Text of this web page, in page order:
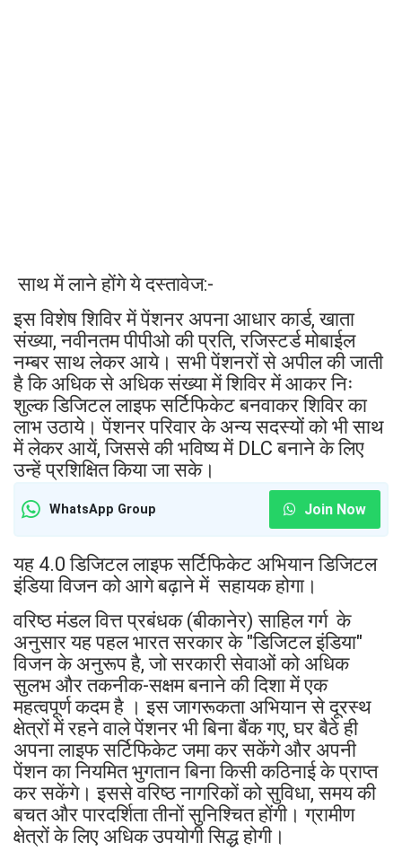
साथ में लाने होंगे ये दस्तावेज:-
इस विशेष शिविर में पेंशनर अपना आधार कार्ड, खाता
संख्या, नवीनतम पीपीओ की प्रति, रजिस्टर्ड मोबाईल
नम्बर साथ लेकर आये। सभी पेंशनरों से अपील की जाती
है कि अधिक से अधिक संख्या में शिविर में आकर निः
शुल्क डिजिटल लाइफ सर्टिफिकेट बनवाकर शिविर का
लाभ उठाये। पेंशनर परिवार के अन्य सदस्यों को भी साथ
में लेकर आयें, जिससे की भविष्य में DLC बनाने के लिए
उन्हें प्रशिक्षित किया जा सके।
WhatsApp Group Join Now
यह 4.0 डिजिटल लाइफ सर्टिफिकेट अभियान डिजिटल
इंडिया विजन को आगे बढ़ाने में सहायक होगा।
वरिष्ठ मंडल वित्त प्रबंधक (बीकानेर) साहिल गर्ग के
अनुसार यह पहल भारत सरकार के "डिजिटल इंडिया"
विजन के अनुरूप है, जो सरकारी सेवाओं को अधिक
सुलभ और तकनीक-सक्षम बनाने की दिशा में एक
महत्वपूर्ण कदम है । इस जागरूकता अभियान से दूरस्थ
क्षेत्रों में रहने वाले पेंशनर भी बिना बैंक गए, घर बैठे ही
अपना लाइफ सर्टिफिकेट जमा कर सकेंगे और अपनी
पेंशन का नियमित भुगतान बिना किसी कठिनाई के प्राप्त
कर सकेंगे। इससे वरिष्ठ नागरिकों को सुविधा, समय की
बचत और पारदर्शिता तीनों सुनिश्चित होंगी। ग्रामीण
क्षेत्रों के लिए अधिक उपयोगी सिद्ध होगी।